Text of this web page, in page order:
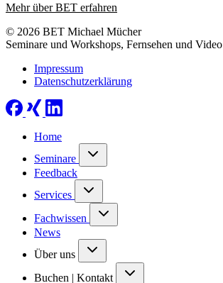
Mehr über BET erfahren
© 2026 BET Michael Mücher
Seminare und Workshops, Fernsehen und Video
Impressum
Datenschutzerklärung
Home
Seminare
Feedback
Services
Fachwissen
News
Über uns
Buchen | Kontakt